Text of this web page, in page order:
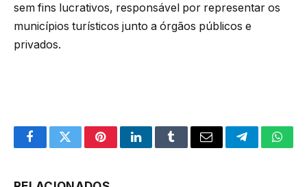
sem fins lucrativos, responsável por representar os
municípios turísticos junto a órgãos públicos e
privados.
FacebookTwitterPinterestLinkedInTumblrEmail Telegram